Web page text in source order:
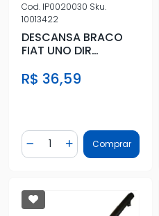
Cod. IP0020030 Sku.
10013422
DESCANSA BRACO
FIAT UNO DIR
ELETRICO
R$ 36,59
Diminuir Quantidade
Quantidade
Adicionar Quantidade
Comprar